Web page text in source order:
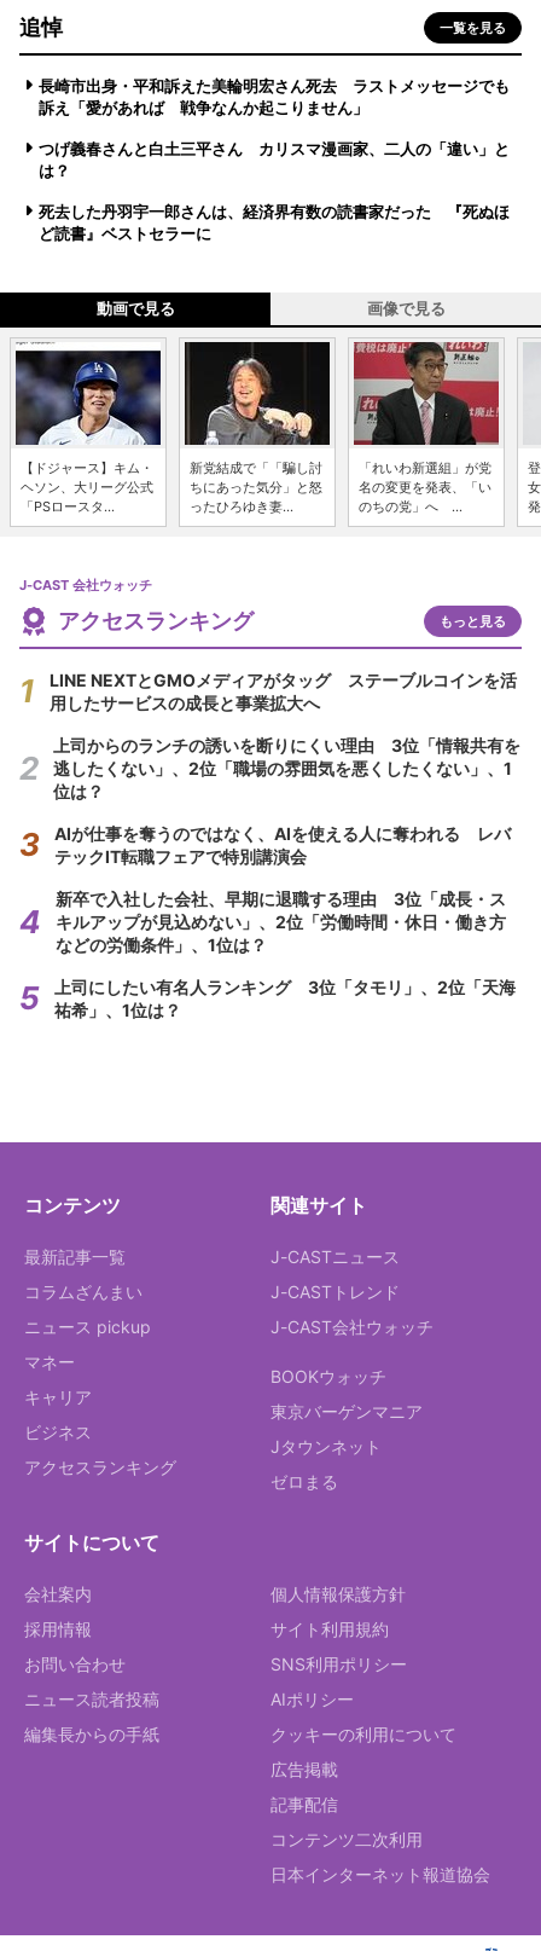
追悼 一覧を見る
長崎市出身・平和訴えた美輪明宏さん死去 ラストメッセージでも
訴え「愛があれば 戦争なんか起こりません」
つげ義春さんと白土三平さん カリスマ漫画家、二人の「違い」と
は？
死去した丹羽宇一郎さんは、経済界有数の読書家だった 『死ぬほ
ど読書』ベストセラーに
動画で見る 画像で見る
【ドジャース】キム・
ヘソン、大リーグ公式
「PSロースタ...
新党結成で「「騙し討
ちにあった気分」と怒
ったひろゆき妻...
「れいわ新選組」が党
名の変更を発表、「い
のちの党」へ ...
J-CAST 会社ウォッチ
アクセスランキング もっと見る
LINE NEXTとGMOメディアがタッグ ステーブルコインを活
用したサービスの成長と事業拡大へ
上司からのランチの誘いを断りにくい理由 3位「情報共有を
逃したくない」、2位「職場の雰囲気を悪くしたくない」、1
位は？
AIが仕事を奪うのではなく、AIを使える人に奪われる レバ
テックIT転職フェアで特別講演会
新卒で入社した会社、早期に退職する理由 3位「成長・ス
キルアップが見込めない」、2位「労働時間・休日・働き方
などの労働条件」、1位は？
上司にしたい有名人ランキング 3位「タモリ」、2位「天海
祐希」、1位は？
コンテンツ
最新記事一覧
コラムざんまい
ニュース pickup
マネー
キャリア
ビジネス
アクセスランキング
関連サイト
J-CASTニュース
J-CASTトレンド
J-CAST会社ウォッチ
BOOKウォッチ
東京バーゲンマニア
Jタウンネット
ゼロまる
サイトについて
会社案内
採用情報
お問い合わせ
ニュース読者投稿
編集長からの手紙
個人情報保護方針
サイト利用規約
SNS利用ポリシー
AIポリシー
クッキーの利用について
広告掲載
記事配信
コンテンツ二次利用
日本インターネット報道協会